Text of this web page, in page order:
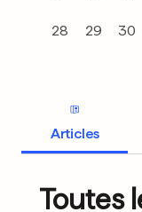
28 29 30
Articles
Toutes